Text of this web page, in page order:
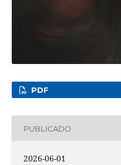
PDF
PUBLICADO
2026-06-01